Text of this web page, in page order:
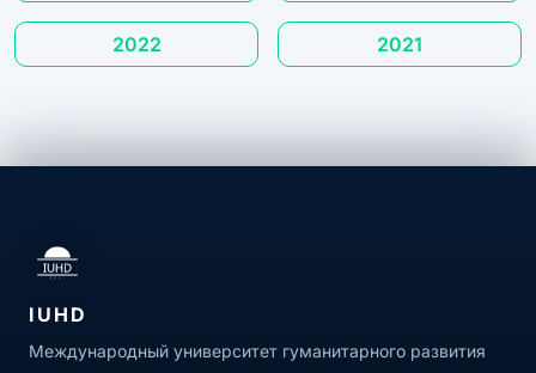
2022 2021
IUHD
Международный университет гуманитарного развития